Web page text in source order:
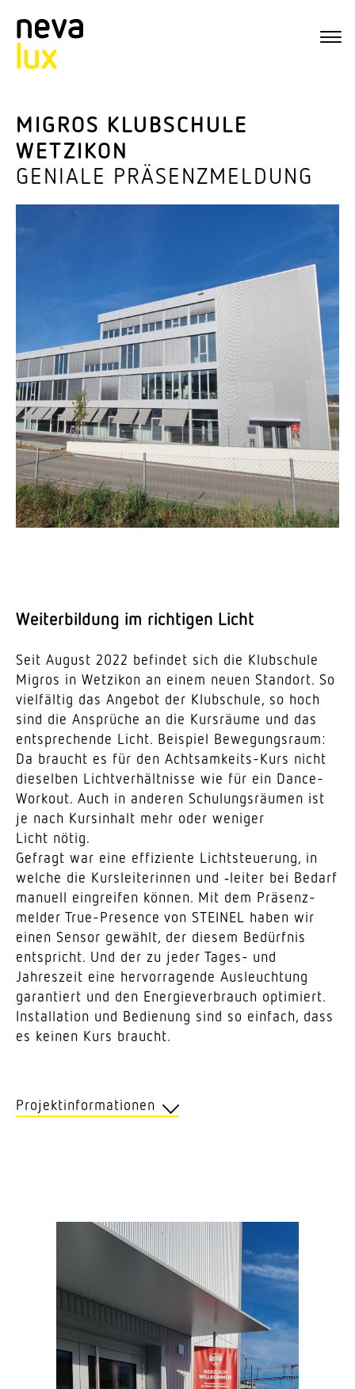
MIGROS KLUBSCHULE
WETZIKON
GENIALE PRÄSENZMELDUNG
Weiter­bildung im rich­tigen Licht
Seit August 2022 befindet sich die Klub­schule
Migros in Wetzikon an einem neuen Standort. So
viel­fältig das Angebot der Klub­schule, so hoch
sind die Ansprüche an die Kurs­räume und das
entspre­chende Licht. Beispiel Bewe­gungsraum:
Da braucht es für den Acht­sam­keits-Kurs nicht
dieselben Licht­ver­hält­nisse wie für ein Dance-
Workout. Auch in anderen Schu­lungs­räumen ist
je nach Kurs­inhalt mehr oder weniger
Licht nötig.
Gefragt war eine effi­ziente Licht­steuerung, in
welche die Kurs­lei­te­rinnen und ‑leiter bei Bedarf
manuell eingreifen können. Mit dem Präsenz­
melder True-Presence von STEINEL haben wir
einen Sensor gewählt, der diesem Bedürfnis
entspricht. Und der zu jeder Tages- und
Jahreszeit eine hervor­ra­gende Ausleuchtung
garan­tiert und den Ener­gie­ver­brauch optimiert.
Instal­lation und Bedienung sind so einfach, dass
es keinen Kurs braucht.
Projektinformationen
Unser Service
Beratung, Inbe­trieb­nahme, Support
Produkte
True Presence DALI‑2 APC